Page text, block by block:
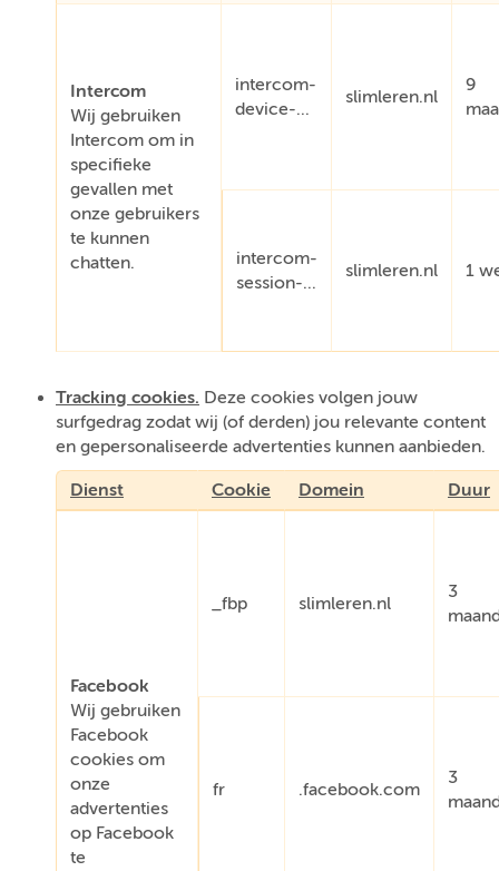
Intercom
Wij gebruiken
Intercom om in
specifieke
gevallen met
onze gebruikers
te kunnen
chatten.
intercom-
device-...
slimleren.nl
9
intercom-
session-...
slimleren.nl 1
Tracking cookies. Deze cookies volgen jouw
surfgedrag zodat wij (of derden) jou relevante content
en gepersonaliseerde advertenties kunnen aanbieden.
Dienst Cookie Domein Duur
Facebook
Wij gebruiken
Facebook
cookies om
onze
advertenties
op Facebook
te
_fbp slimleren.nl
3
fr .facebook.com
3